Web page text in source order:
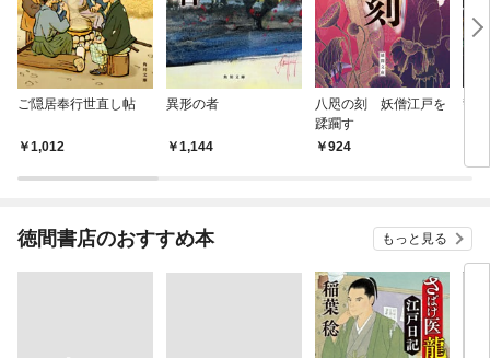
ご隠居奉行世直し帖
1,012
異形の者
1,144
八咫の刻 妖僧江戸を
蹂躙す
924
警
徳間書店のおすすめ本 もっと見る